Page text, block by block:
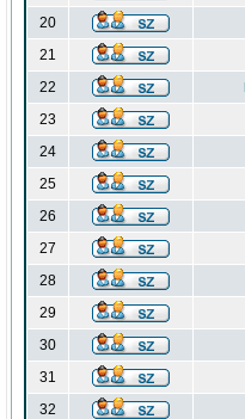
20
21
22
23
24
25
26
27
28
29
30
31
32